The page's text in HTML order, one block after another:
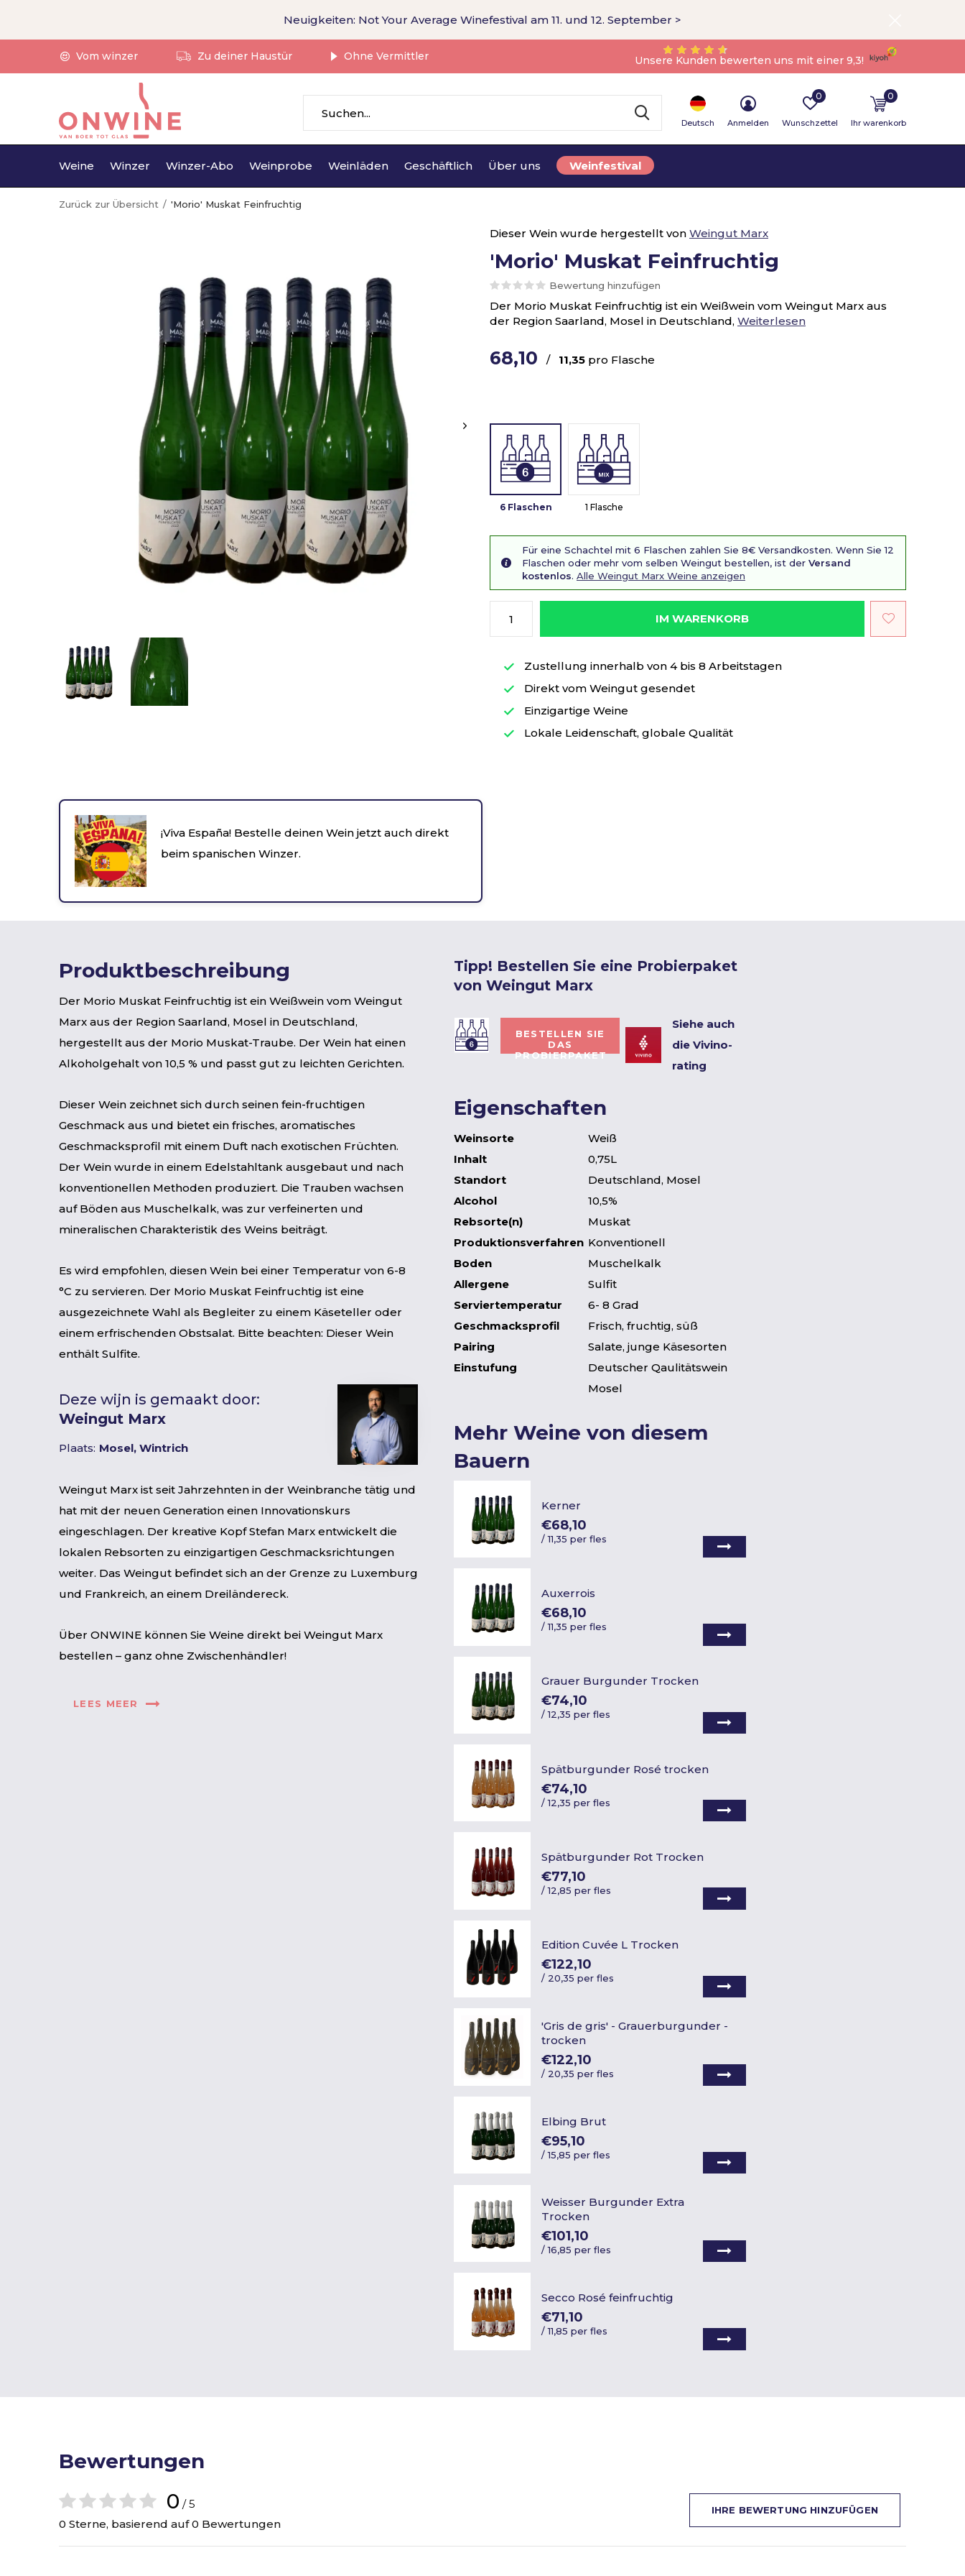
Weine Winzer Winzer-Abo Weinprobe Weinläden Geschäftlich Über uns Weinfestival
Deutsch Anmelden Wunschzettel
0
Ihr warenkorb
0
Vom winzer Zu deiner Haustür Ohne Vermittler Unsere Kunden bewerten uns mit einer 9,3!
Neuigkeiten: Not Your Average Winefestival am 11. und 12. September >
Zurück zur Übersicht 'Morio' Muskat Feinfruchtig
Dieser Wein wurde hergestellt von Weingut Marx
'Morio' Muskat Feinfruchtig
Bewertung hinzufügen
Der Morio Muskat Feinfruchtig ist ein Weißwein vom Weingut Marx aus
der Region Saarland, Mosel in Deutschland, Weiterlesen
68,10 / 11,35 pro Flasche
6 Flaschen 1 Flasche
Für eine Schachtel mit 6 Flaschen zahlen Sie 8€ Versandkosten. Wenn Sie 12
Flaschen oder mehr vom selben Weingut bestellen, ist der Versand
kostenlos. Alle Weingut Marx Weine anzeigen
IM WARENKORB
Zustellung innerhalb von 4 bis 8 Arbeitstagen
Direkt vom Weingut gesendet
Einzigartige Weine
Lokale Leidenschaft, globale Qualität
¡Viva España! Bestelle deinen Wein jetzt auch direkt
beim spanischen Winzer.
Produktbeschreibung
Der Morio Muskat Feinfruchtig ist ein Weißwein vom Weingut
Marx aus der Region Saarland, Mosel in Deutschland,
hergestellt aus der Morio Muskat-Traube. Der Wein hat einen
Alkoholgehalt von 10,5 % und passt gut zu leichten Gerichten.
Dieser Wein zeichnet sich durch seinen fein-fruchtigen
Geschmack aus und bietet ein frisches, aromatisches
Geschmacksprofil mit einem Duft nach exotischen Früchten.
Der Wein wurde in einem Edelstahltank ausgebaut und nach
konventionellen Methoden produziert. Die Trauben wachsen
auf Böden aus Muschelkalk, was zur verfeinerten und
mineralischen Charakteristik des Weins beiträgt.
Es wird empfohlen, diesen Wein bei einer Temperatur von 6-8
°C zu servieren. Der Morio Muskat Feinfruchtig ist eine
ausgezeichnete Wahl als Begleiter zu einem Käseteller oder
einem erfrischenden Obstsalat. Bitte beachten: Dieser Wein
enthält Sulfite.
Deze wijn is gemaakt door:
Weingut Marx
Plaats: Mosel, Wintrich
Weingut Marx ist seit Jahrzehnten in der Weinbranche tätig und
hat mit der neuen Generation einen Innovationskurs
eingeschlagen. Der kreative Kopf Stefan Marx entwickelt die
lokalen Rebsorten zu einzigartigen Geschmacksrichtungen
weiter. Das Weingut befindet sich an der Grenze zu Luxemburg
und Frankreich, an einem Dreiländereck.
Über ONWINE können Sie Weine direkt bei Weingut Marx
bestellen – ganz ohne Zwischenhändler!
LEES MEER
Tipp! Bestellen Sie eine Probierpaket
von Weingut Marx
BESTELLEN SIE
DAS
PROBIERPAKET
Siehe auch
die Vivino-
rating
Eigenschaften
Weinsorte
Weiß
Inhalt
0,75L
Standort
Deutschland, Mosel
Alcohol
10,5%
Rebsorte(n)
Muskat
Produktionsverfahren Konventionell
Boden
Muschelkalk
Allergene
Sulfit
Serviertemperatur
6- 8 Grad
Geschmacksprofil
Frisch, fruchtig, süß
Pairing
Salate, junge Käsesorten
Einstufung
Deutscher Qaulitätswein
Mosel
Mehr Weine von diesem
Bauern
Kerner
€68,10
/11,35 per fles
Auxerrois
€68,10
/11,35 per fles
Grauer Burgunder Trocken
€74,10
/12,35 per fles
Spätburgunder Rosé trocken
€74,10
/12,35 per fles
Spätburgunder Rot Trocken
€77,10
/12,85 per fles
Edition Cuvée L Trocken
€122,10
/ 20,35 per fles
'Gris de gris' - Grauerburgunder -
trocken
€122,10
/ 20,35 per fles
Elbing Brut
€95,10
/15,85 per fles
Weisser Burgunder Extra
Trocken
€101,10
/16,85 per fles
Secco Rosé feinfruchtig
€71,10
/11,85 per fles
Bewertungen
0 / 5
0 Sterne, basierend auf 0 Bewertungen
IHRE BEWERTUNG HINZUFÜGEN